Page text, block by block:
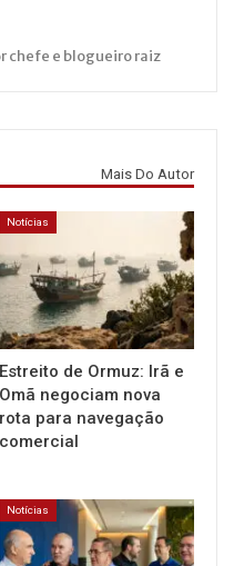
chefe e blogueiro raiz
Mais Do Autor
Notícias
Estreito de Ormuz: Irã e
Omã negociam nova
rota para navegação
comercial
Notícias